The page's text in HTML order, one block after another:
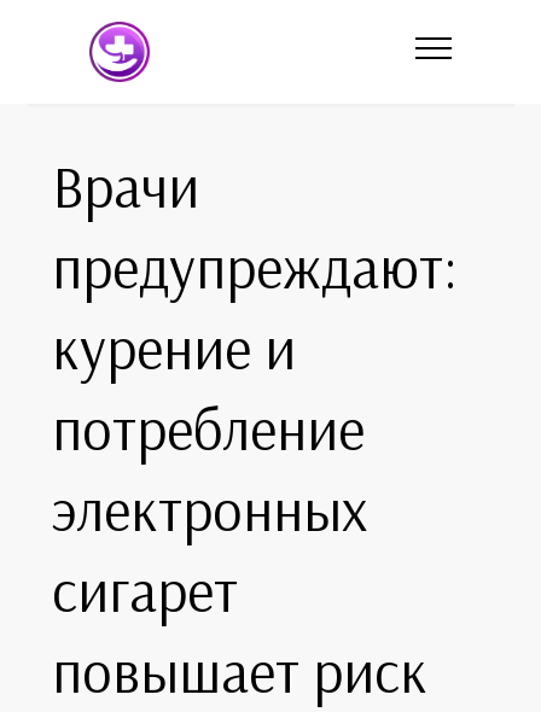
Врачи
предупреждают:
курение и
потребление
электронных
сигарет
повышает риск